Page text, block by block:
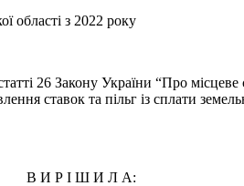
області з 2022 року
26 Закону України “Про
ставок та пільг із сплати
В И Р І Ш И Л А: